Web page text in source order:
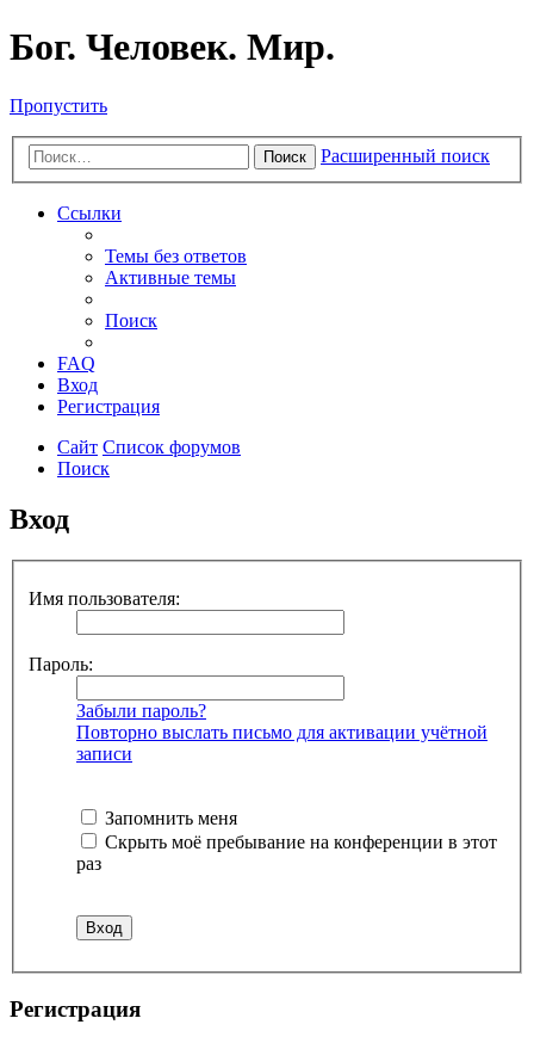
Бог. Человек. Мир.
Пропустить
Поиск Расширенный поиск
Ссылки
Темы без ответов
Активные темы
Поиск
FAQ
Вход
Регистрация
Сайт Список форумов
Поиск
Вход
Имя пользователя:
Пароль:
Забыли пароль?
Повторно выслать письмо для активации учётной
записи
Запомнить меня
Скрыть моё пребывание на конференции в этот
раз
Регистрация